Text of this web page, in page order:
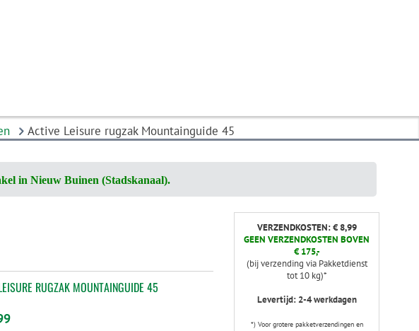
Active Leisure rugzak Mountainguide 45
in Nieuw Buinen (Stadskanaal).
RUGZAK MOUNTAINGUIDE 45
VERZENDKOSTEN: € 8,99
GEEN VERZENDKOSTEN BOVEN
€ 175,-
(bij verzending via Pakketdienst
tot 10 kg)*
Levertijd: 2-4 werkdagen
*) Voor grotere pakketverzendingen en